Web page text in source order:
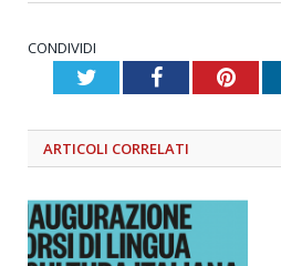
CONDIVIDI
TwitterFacebook
ARTICOLI CORRELATI